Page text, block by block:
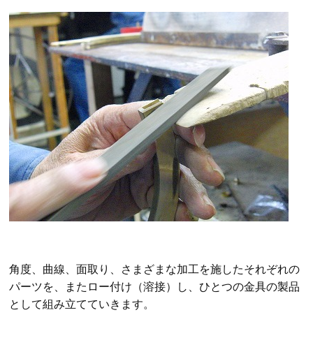
角度、曲線、面取り、さまざまな加工を施したそれぞれの
パーツを、またロー付け（溶接）し、ひとつの金具の製品
として組み立てていきます。